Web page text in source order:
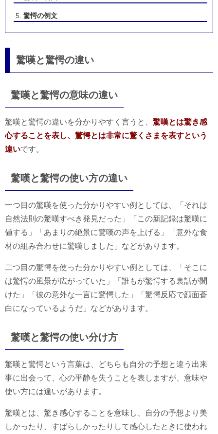
驚愕の例文
驚嘆と驚愕の違い
驚嘆と驚愕の意味の違い
驚嘆と驚愕の違いを分かりやすく言うと、 驚嘆とは驚き感
心することを表し、驚愕とは非常に驚くさまを表すという
違いです。
驚嘆と驚愕の使い方の違い
一つ目の驚嘆を使った分かりやすい例としては、「それは
自然法則の驚嘆すべき発見だった」「この新記録は驚嘆に
値する」「あまりの絶景に驚嘆の声を上げる」「意外な食
材の組み合わせに驚嘆しました」などがあります。
二つ目の驚愕を使った分かりやすい例としては、「そこに
は驚愕の風景が広がっていた」「誰もが驚愕する裏話が聞
けた」「彼の意外な一言に驚愕した」「驚愕反応で顔面蒼
白になっているようだ」などがあります。
驚嘆と驚愕の使い分け方
驚嘆と驚愕という言葉は、どちらも自分の予想と違う出来
事に出会って、心の平静を失うことを表しますが、意味や
使い方には違いがあります。
驚嘆とは、驚き感心することを意味し、自分の予想より美
しかったり、すばらしかったりして感心したときに使われ